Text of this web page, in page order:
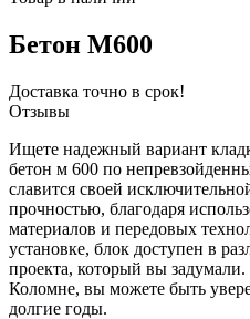
Бетон М600
Доставка точно в срок!
Отзывы
Ищете надежный вариант
бетон м 600 по
славится своей
прочностью, благодаря
материалов и передовых
установке, блок доступен в
проекта, который вы
Коломне, вы можете быть
долгие годы.